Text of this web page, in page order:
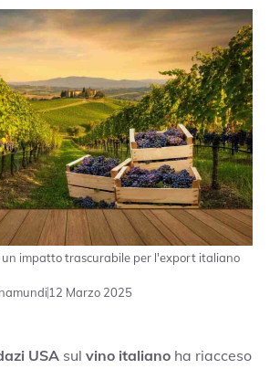
un impatto trascurabile per l'export italiano
12 Marzo 2025
USA sul vino italiano ha riacceso